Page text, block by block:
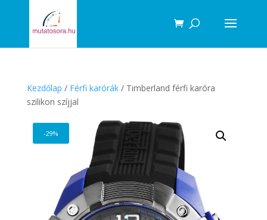
Kezdőlap / Férfi karórák/ Timberland férfi karóra
szilikon szíjjal
-29%